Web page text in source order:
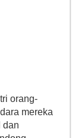
orang-
mereka
dan